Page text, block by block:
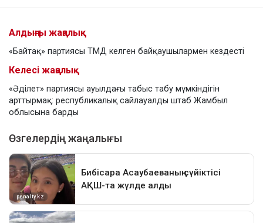
Алдыңғы жаңалық
«Байтақ» партиясы ТМД келген байқаушылармен кездесті
Келесі жаңалық
«Әділет» партиясы ауылдағы табыс табу мүмкіндігін
арттырмақ: республикалық сайлауалды штаб Жамбыл
облысына барды